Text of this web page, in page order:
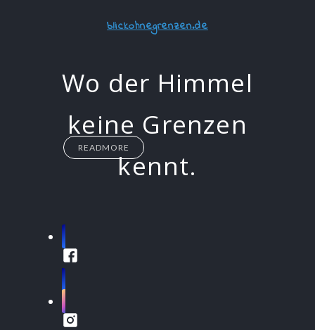
READMORE
blickohnegrenzen.de
Wo der Himmel
keine Grenzen
kennt.